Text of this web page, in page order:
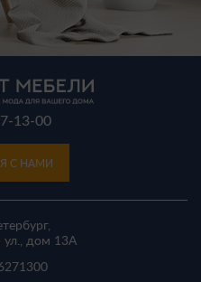
13-00
С НАМИ
ул., дом 13A